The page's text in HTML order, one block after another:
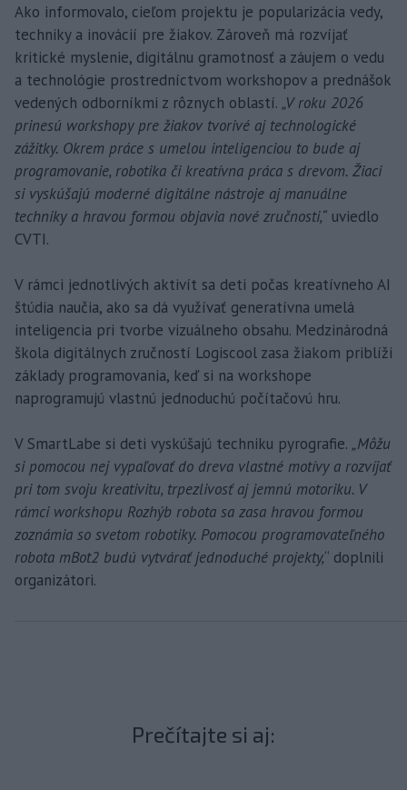
Ako informovalo, cieľom projektu je popularizácia vedy,
techniky a inovácií pre žiakov. Zároveň má rozvíjať
kritické myslenie, digitálnu gramotnosť a záujem o vedu
a technológie prostredníctvom workshopov a prednášok
vedených odborníkmi z rôznych oblastí. „V roku 2026
prinesú workshopy pre žiakov tvorivé aj technologické
zážitky. Okrem práce s umelou inteligenciou to bude aj
programovanie, robotika či kreatívna práca s drevom. Žiaci
si vyskúšajú moderné digitálne nástroje aj manuálne
techniky a hravou formou objavia nové zručnosti,“ uviedlo
CVTI.
V rámci jednotlivých aktivít sa deti počas kreatívneho AI
štúdia naučia, ako sa dá využívať generatívna umelá
inteligencia pri tvorbe vizuálneho obsahu. Medzinárodná
škola digitálnych zručností Logiscool zasa žiakom priblíži
základy programovania, keď si na workshope
naprogramujú vlastnú jednoduchú počítačovú hru.
V SmartLabe si deti vyskúšajú techniku pyrografie. „Môžu
si pomocou nej vypaľovať do dreva vlastné motívy a rozvíjať
pri tom svoju kreativitu, trpezlivosť aj jemnú motoriku. V
rámci workshopu Rozhýb robota sa zasa hravou formou
zoznámia so svetom robotiky. Pomocou programovateľného
robota mBot2 budú vytvárať jednoduché projekty,“ doplnili
organizátori.
Prečítajte si aj: